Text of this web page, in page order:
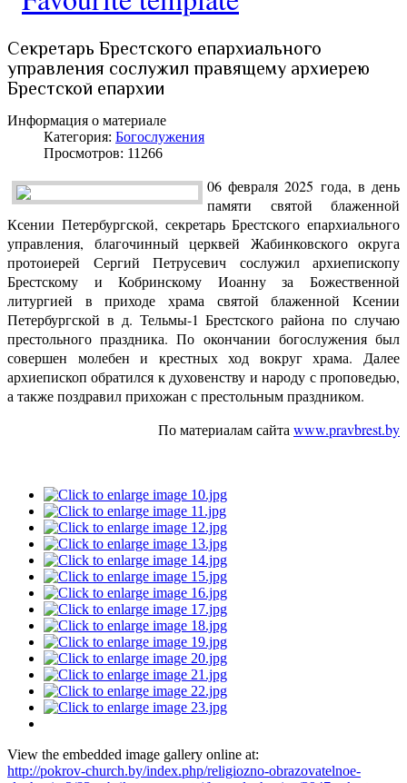
Секретарь Брестского епархиального
управления сослужил правящему архиерею
Брестской епархии
Информация о материале
Категория: Богослужения
Просмотров: 11266
06 февраля 2025 года, в день
памяти святой блаженной
Ксении Петербургской, секретарь Брестского епархиального
управления, благочинный церквей Жабинковского округа
протоиерей Сергий Петрусевич сослужил архиепископу
Брестскому и Кобринскому Иоанну за Божественной
литургией в приходе храма святой блаженной Ксении
Петербургской в д. Тельмы-1 Брестского района по случаю
престольного праздника. По окончании богослужения был
совершен молебен и крестных ход вокруг храма. Далее
архиепископ обратился к духовенству и народу с проповедью,
а также поздравил прихожан с престольным праздником.
По материалам сайтаwww.pravbrest.by
View the embedded image gallery online at:
http://pokrov-church.by/index.php/religiozno-obrazovatelnoe-